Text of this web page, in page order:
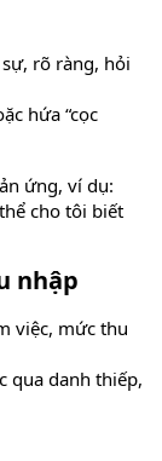
rõ ràng, hỏi
hứa “cọc
ứng, ví dụ:
cho tôi biết
nhập​
việc, mức thu
qua danh thiếp,